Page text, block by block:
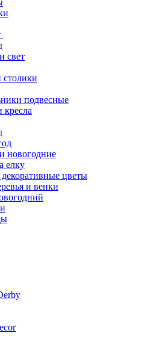
свет
подвесные
кресла
новогодние
елку
цветы
и венки